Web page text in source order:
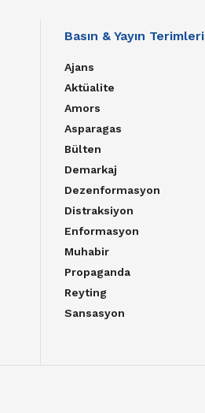
Basın & Yayın Terimleri
Ajans
Aktüalite
Amors
Asparagas
Bülten
Demarkaj
Dezenformasyon
Distraksiyon
Enformasyon
Muhabir
Propaganda
Reyting
Sansasyon